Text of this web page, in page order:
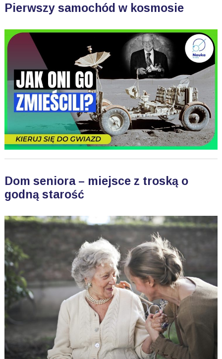
Pierwszy samochód w kosmosie
Dom seniora – miejsce z troską o
godną starość